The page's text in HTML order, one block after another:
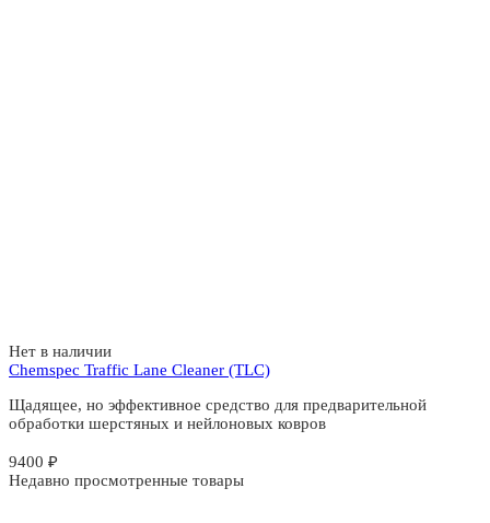
Нет в наличии
Chemspec Traffic Lane Cleaner (TLC)
Щадящее, но эффективное средство для предварительной
обработки шерстяных и нейлоновых ковров
9400 ₽
Недавно просмотренные товары